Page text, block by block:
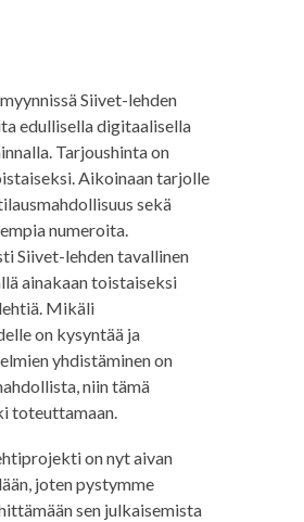
Siivet-lehden
edullisella digitaalisella
Tarjoushinta on
Aikoinaan tarjolle
sekä
numeroita.
Siivet-lehden tavallinen
ainakaan toistaiseksi
Mikäli
on kysyntää ja
yhdistäminen on
niin tämä
toteuttamaan.
on nyt aivan
joten pystymme
sen julkaisemista